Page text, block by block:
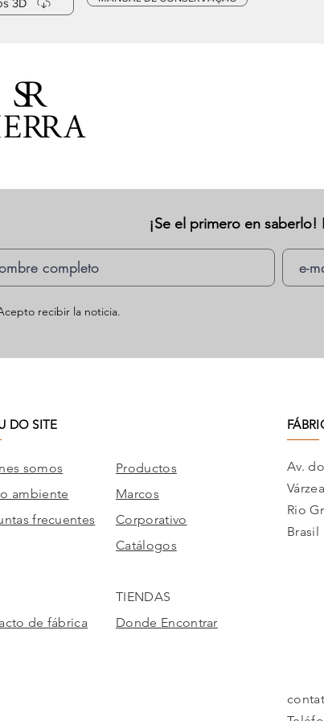
3D
¡Se el primero en
recibir la noticia.
DO SITE
somos
ambiente
frecuentes
de fábrica
Productos
Marcos
Corporativo
Catálogos
TIENDAS
Donde Encontrar
Av.
Rio
Brasil